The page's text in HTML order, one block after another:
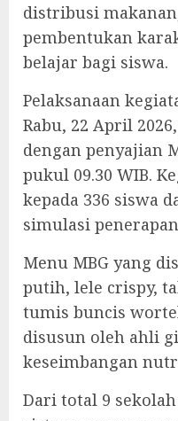
distribusi
pembentukan
belajar bagi siswa.
Pelaksanaan
Rabu, 22 April
dengan penyajian
pukul 09.30 WIB.
kepada 336 siswa
simulasi
Menu MBG yang
putih, lele crispy,
tumis buncis
disusun oleh ahli
keseimbangan
Dari total 9